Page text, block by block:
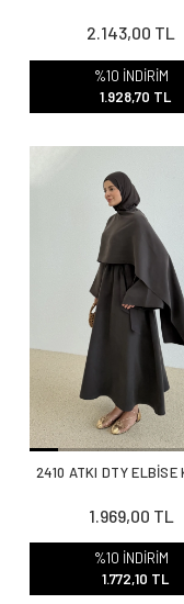
2.143,00 TL
%10 İNDİRİM
1.928,70 TL
2410 ATKI DTY ELBİSE
1.969,00 TL
%10 İNDİRİM
1.772,10 TL